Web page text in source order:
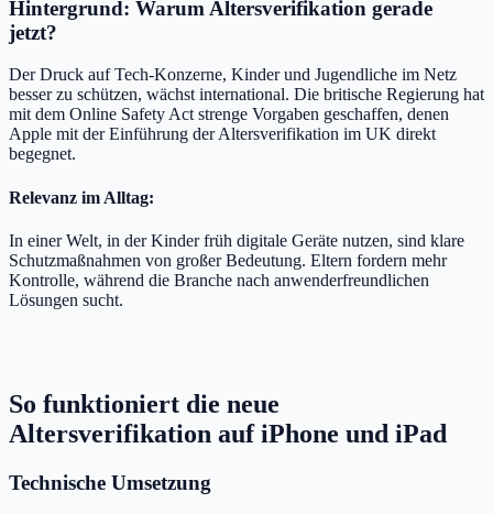
Hintergrund: Warum Altersverifikation gerade
jetzt?
Der Druck auf Tech-Konzerne, Kinder und Jugendliche im Netz
besser zu schützen, wächst international. Die britische Regierung hat
mit dem Online Safety Act strenge Vorgaben geschaffen, denen
Apple mit der Einführung der Altersverifikation im UK direkt
begegnet.
Relevanz im Alltag:
In einer Welt, in der Kinder früh digitale Geräte nutzen, sind klare
Schutzmaßnahmen von großer Bedeutung. Eltern fordern mehr
Kontrolle, während die Branche nach anwenderfreundlichen
Lösungen sucht.
So funktioniert die neue
Altersverifikation auf iPhone und iPad
Technische Umsetzung